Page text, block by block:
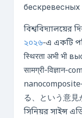
бескревесных
বিশ্ববিদ্যালয়ের
২০২৬‑এ একটি
स्थिरता अभी भी
る、という意
সিনিয়র সাইন্স